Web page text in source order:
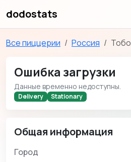
dodostats
Все пиццерии Россия
Ошибка загрузки
Данные временно недоступны.
Delivery Stationary
Общая информация
Город